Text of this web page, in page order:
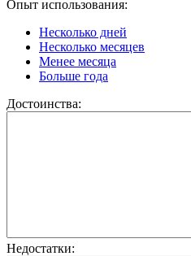
Опыт использования:
Несколько дней
Несколько месяцев
Менее месяца
Больше года
Достоинства:
Недостатки: